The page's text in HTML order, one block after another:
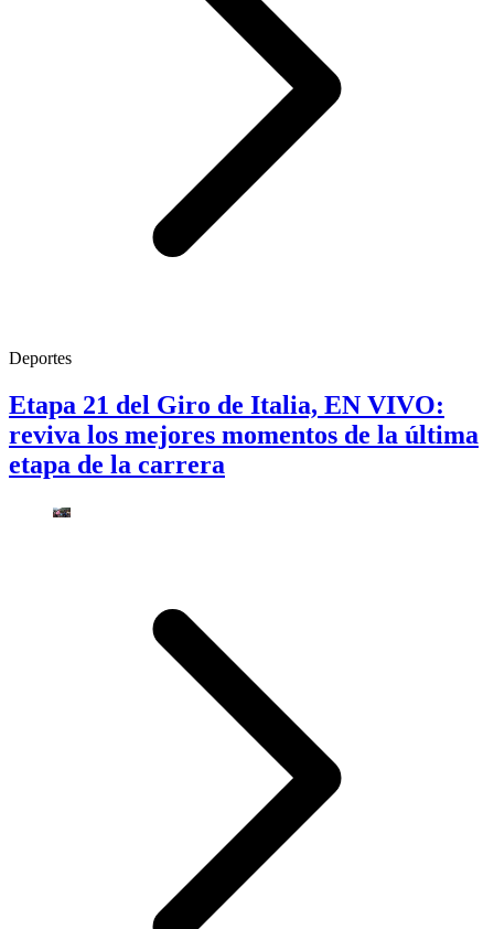
Deportes
Etapa 21 del Giro de Italia, EN VIVO:
reviva los mejores momentos de la última
etapa de la carrera